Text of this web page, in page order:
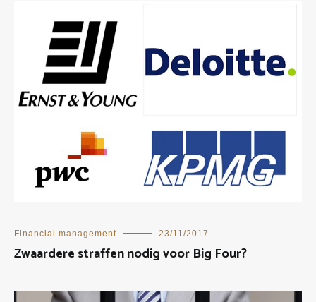
Financial management 23/11/2017
Zwaardere straffen nodig voor Big Four?